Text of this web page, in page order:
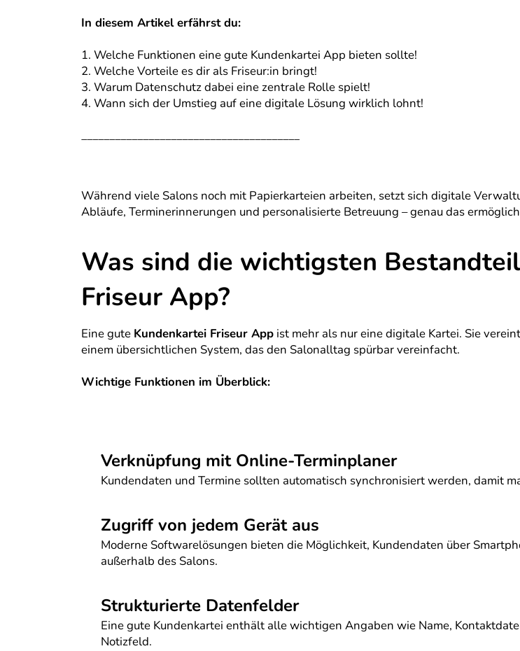
In diesem Artikel erfährst du:
1. Welche Funktionen eine gute Kundenkartei App bieten sollte!
2. Welche Vorteile es dir als Friseur:in bringt!
3. Warum Datenschutz dabei eine zentrale Rolle spielt!
4. Wann sich der Umstieg auf eine digitale Lösung wirklich lohnt!
_______________________________________
Während viele Salons noch mit Papierkarteien arbeiten, setzt sich digitale
Abläufe, Terminerinnerungen und personalisierte Betreuung – genau das
Was sind die wichtigsten
Friseur App?
Eine gute Kundenkartei Friseur Appist mehr als nur eine digitale Kartei. Sie
einem übersichtlichen System, das den Salonalltag spürbar vereinfacht.
Wichtige Funktionen im Überblick:
Verknüpfung mit Online-Terminplaner
Kundendaten und Termine sollten automatisch synchronisiert werden, damit
Zugriff von jedem Gerät aus
Moderne Softwarelösungen bieten die Möglichkeit, Kundendaten über
außerhalb des Salons.
Strukturierte Datenfelder
Eine gute Kundenkartei enthält alle wichtigen Angaben wie Name,
Notizfeld.